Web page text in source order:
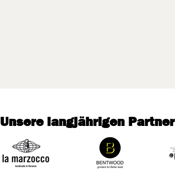
Unsere langjährigen Partner